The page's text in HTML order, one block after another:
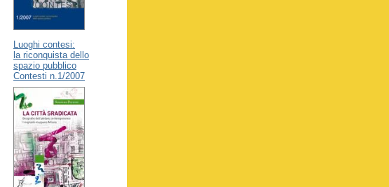
Luoghi contesi:
la riconquista dello
spazio pubblico
Contesti n.1/2007